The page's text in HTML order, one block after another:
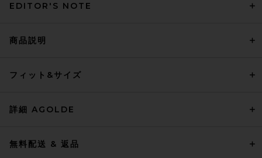
EDITOR'S NOTE
商品説明
フィット&サイズ
詳細 AGOLDE
無料配送 & 返品